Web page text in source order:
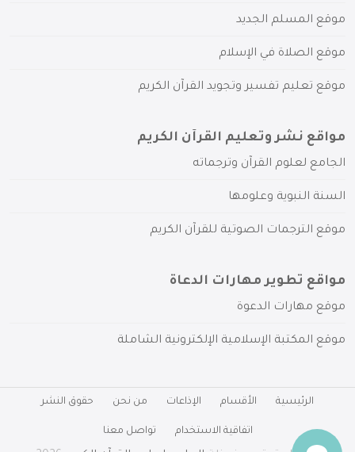
موقع المسلم الجديد
موقع الصلاة في الإسلام
موقع تعليم تفسير وتجويد القرآن الكريم
مواقع نشر وتعليم القرآن الكريم
الجامع لعلوم القرآن وترجماته
السنة النبوية وعلومها
موقع الترجمات الصوتية للقرآن الكريم
مواقع تطوير مهارات الدعاة
موقع مهارات الدعوة
موقع المكتبة الإسلامية الإلكترونية الشاملة
الرئيسية الأقسام الإذاعات من نحن حقوق النشر
اتفاقية الاستخدام تواصل معنا